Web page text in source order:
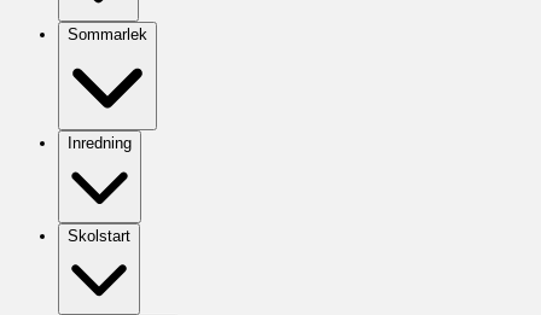
Sommarlek
Inredning
Skolstart